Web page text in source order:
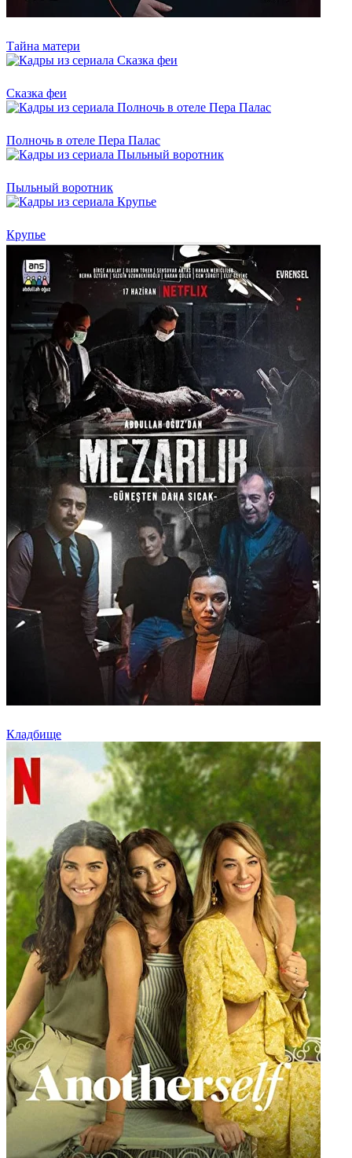
Тайна матери
Сказка феи
Полночь в отеле Пера Палас
Пыльный воротник
Крупье
Кладбище